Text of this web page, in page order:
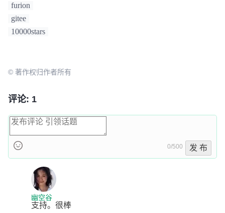
furion
gitee
10000stars
© 著作权归作者所有
评论: 1
0/500 发 布
幽空谷
支持。很棒